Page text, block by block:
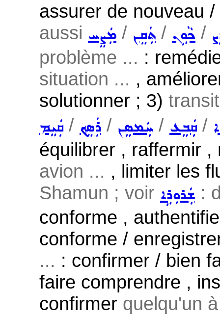
assurer de nouveau
aussi ܡܲܨܸܚ / ܬܲܩܸܢ / ܟܵܘܹܢ /
problème ... :
situation ... ,
solutionner ; 3)
ܩܲܝܸܡ / ܪܲܣܸܟ݂ / ܚܲܡܣܸܢ / ܩܲܒܸܥ /
équilibrer , raffermir
avion ... , limiter les
Shamun ; voir ܫܲܪܘܼܪܹܐ :
conforme ,
conforme /
... : confirmer / bien
faire comprendre ,
confirmer quelqu'un